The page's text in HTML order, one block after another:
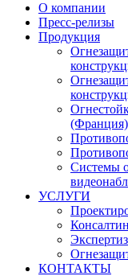
О компании
Пресс-релизы
Продукция
(Франция)
Системы
УСЛУГИ
КОНТАКТЫ